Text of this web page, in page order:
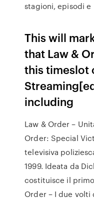
stagioni, episodi e
This will
that Law &
this timeslot
including
Law & Order –
Order: Special
televisiva
1999. Ideata da
costituisce il
Order – I due volti